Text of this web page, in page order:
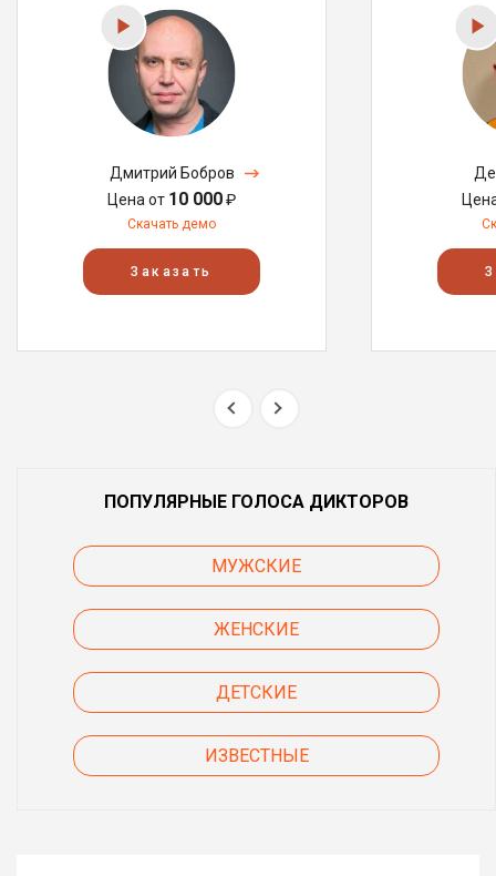
Дмитрий Бобров
Цена от 10 000₽
Скачать демо
Заказать
ПОПУЛЯРНЫЕ ГОЛОСА ДИКТОРОВ
МУЖСКИЕ
ЖЕНСКИЕ
ДЕТСКИЕ
ИЗВЕСТНЫЕ